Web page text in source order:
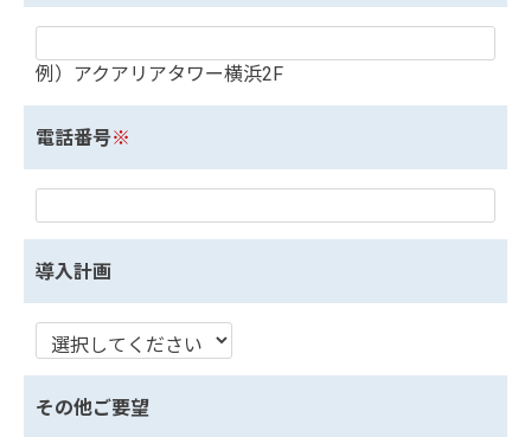
例）アクアリアタワー横浜2F
電話番号※
導入計画
その他ご要望